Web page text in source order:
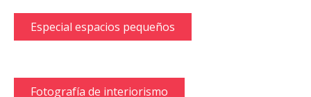
Especial espacios pequeños
Fotografía de interiorismo